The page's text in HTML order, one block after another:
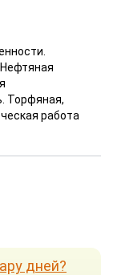
Торфяная,
работа
дней?